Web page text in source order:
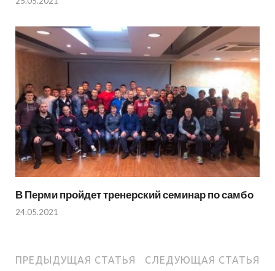
В Перми пройдет тренерский семинар по самбо
24.05.2021
ПРЕДЫДУЩАЯ СТАТЬЯ СЛЕДУЮЩАЯ СТАТЬЯ